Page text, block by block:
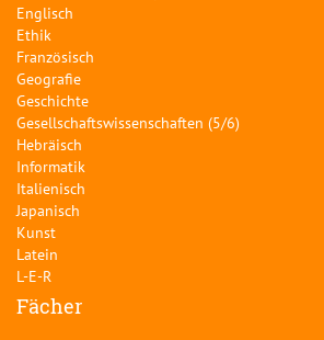
Englisch
Ethik
Französisch
Geografie
Geschichte
Gesellschaftswissenschaften (5/6)
Hebräisch
Informatik
Italienisch
Japanisch
Kunst
Latein
L-E-R
Fächer